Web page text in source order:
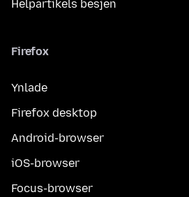
Helpartikels besjen
Firefox
Ynlade
Firefox desktop
Android-browser
iOS-browser
Focus-browser